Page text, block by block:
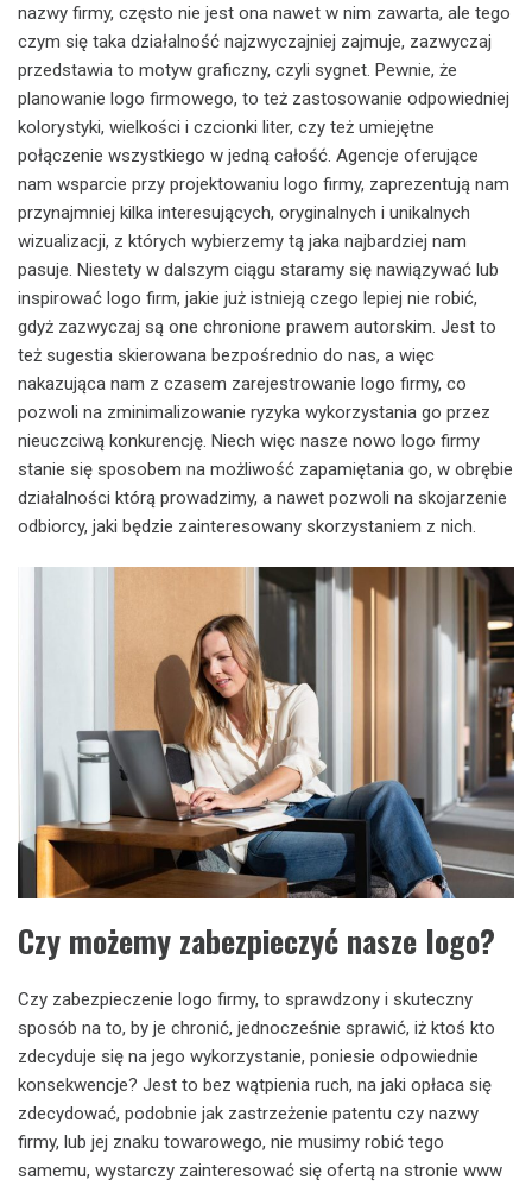
nazwy firmy, często nie jest ona nawet w nim zawarta, ale tego
czym się taka działalność najzwyczajniej zajmuje, zazwyczaj
przedstawia to motyw graficzny, czyli sygnet. Pewnie, że
planowanie logo firmowego, to też zastosowanie odpowiedniej
kolorystyki, wielkości i czcionki liter, czy też umiejętne
połączenie wszystkiego w jedną całość. Agencje oferujące
nam wsparcie przy projektowaniu logo firmy, zaprezentują nam
przynajmniej kilka interesujących, oryginalnych i unikalnych
wizualizacji, z których wybierzemy tą jaka najbardziej nam
pasuje. Niestety w dalszym ciągu staramy się nawiązywać lub
inspirować logo firm, jakie już istnieją czego lepiej nie robić,
gdyż zazwyczaj są one chronione prawem autorskim. Jest to
też sugestia skierowana bezpośrednio do nas, a więc
nakazująca nam z czasem zarejestrowanie logo firmy, co
pozwoli na zminimalizowanie ryzyka wykorzystania go przez
nieuczciwą konkurencję. Niech więc nasze nowo logo firmy
stanie się sposobem na możliwość zapamiętania go, w obrębie
działalności którą prowadzimy, a nawet pozwoli na skojarzenie
odbiorcy, jaki będzie zainteresowany skorzystaniem z nich.
Czy możemy zabezpieczyć nasze logo?
Czy zabezpieczenie logo firmy, to sprawdzony i skuteczny
sposób na to, by je chronić, jednocześnie sprawić, iż ktoś kto
zdecyduje się na jego wykorzystanie, poniesie odpowiednie
konsekwencje? Jest to bez wątpienia ruch, na jaki opłaca się
zdecydować, podobnie jak zastrzeżenie patentu czy nazwy
firmy, lub jej znaku towarowego, nie musimy robić tego
samemu, wystarczy zainteresować się ofertą na stronie www